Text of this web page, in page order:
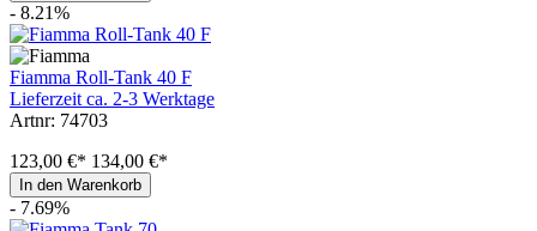
- 8.21%
Fiamma Roll-Tank 40 F
Lieferzeit ca. 2-3 Werktage
Artnr: 74703
123,00 €* 134,00 €*
In den Warenkorb
- 7.69%